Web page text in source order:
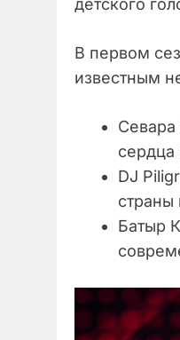
В первом
известным
DJ
страны
Батыр